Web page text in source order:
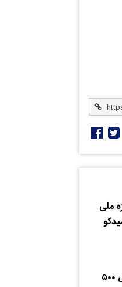
ملی
تقدیر از برگزیدگان همایش ۵۰۰